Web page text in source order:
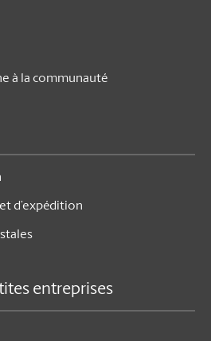
à la communauté
d’expédition
entreprises